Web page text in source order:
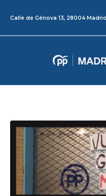
Calle de Génova 13, 28004 Madrid